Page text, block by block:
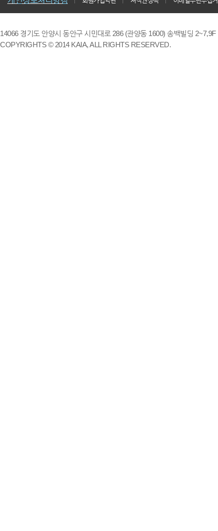
14066 경기도 안양시 동안구 시민대로 286 (관양동 1600) 송백빌딩
COPYRIGHTS © 2014 KAIA, ALL RIGHTS RESERVED.